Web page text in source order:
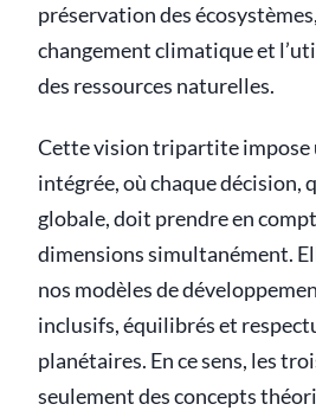
préservation des
changement climatique et
des ressources naturelles.
Cette vision tripartite impose
intégrée, où chaque décision,
globale, doit prendre en
dimensions simultanément.
nos modèles de
inclusifs, équilibrés et
planétaires. En ce sens, les
seulement des concepts